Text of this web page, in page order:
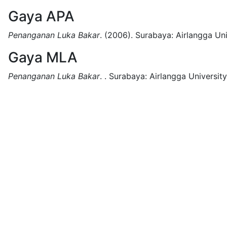
Gaya APA
Penanganan Luka Bakar. (2006). Surabaya: Airlangga
Gaya MLA
Penanganan Luka Bakar. . Surabaya: Airlangga